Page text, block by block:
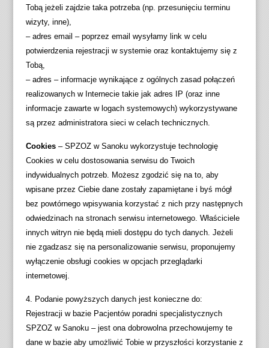
Tobą jeżeli zajdzie taka potrzeba (np. przesunięciu terminu
wizyty, inne),
– adres email – poprzez email wysyłamy link w celu
potwierdzenia rejestracji w systemie oraz kontaktujemy się z
Tobą,
– adres – informacje wynikające z ogólnych zasad połączeń
realizowanych w Internecie takie jak adres IP (oraz inne
informacje zawarte w logach systemowych) wykorzystywane
są przez administratora sieci w celach technicznych.
Cookies– SPZOZ w Sanoku wykorzystuje technologię
Cookies w celu dostosowania serwisu do Twoich
indywidualnych potrzeb. Możesz zgodzić się na to, aby
wpisane przez Ciebie dane zostały zapamiętane i byś mógł
bez powtórnego wpisywania korzystać z nich przy następnych
odwiedzinach na stronach serwisu internetowego. Właściciele
innych witryn nie będą mieli dostępu do tych danych. Jeżeli
nie zgadzasz się na personalizowanie serwisu, proponujemy
wyłączenie obsługi cookies w opcjach przeglądarki
internetowej.
4. Podanie powyższych danych jest konieczne do:
Rejestracji w bazie Pacjentów poradni specjalistycznych
SPZOZ w Sanoku – jest ona dobrowolna przechowujemy te
dane w bazie aby umożliwić Tobie w przyszłości korzystanie z